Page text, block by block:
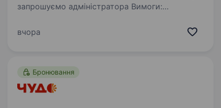
запрошуємо адміністратора Вимоги:
пунктуальність, працелюбність; знання основ
вчора
Бронювання